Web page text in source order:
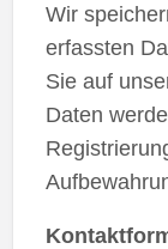
Wir
erfassten
Sie auf
Daten